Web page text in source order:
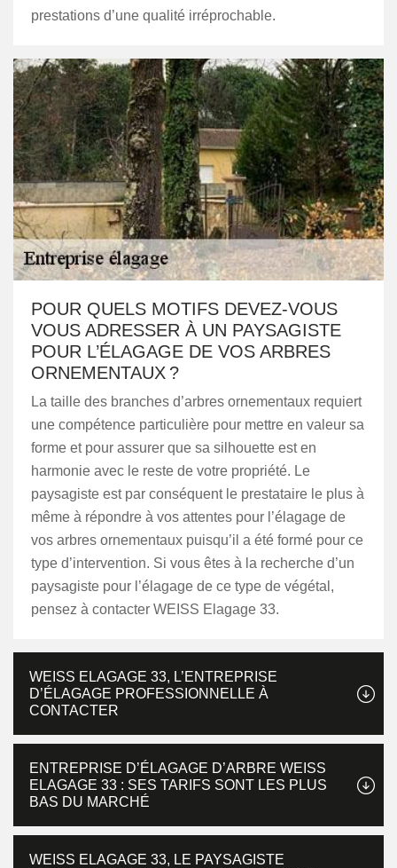
prestations d’une qualité irréprochable.
POUR QUELS MOTIFS DEVEZ-VOUS
VOUS ADRESSER À UN PAYSAGISTE
POUR L’ÉLAGAGE DE VOS ARBRES
ORNEMENTAUX ?
La taille des branches d’arbres ornementaux requiert
une compétence particulière pour mettre en valeur sa
forme et pour assurer que sa silhouette est en
harmonie avec le reste de votre propriété. Le
paysagiste est par conséquent le prestataire le plus à
même à répondre à vos attentes pour l’élagage de
vos arbres ornementaux puisqu’il a été formé pour ce
type d’intervention. Si vous êtes à la recherche d’un
paysagiste pour l’élagage de ce type de végétal,
pensez à contacter WEISS Elagage 33.
WEISS ELAGAGE 33, L’ENTREPRISE
D’ÉLAGAGE PROFESSIONNELLE À
CONTACTER
ENTREPRISE D’ÉLAGAGE D’ARBRE WEISS
ELAGAGE 33 : SES TARIFS SONT LES PLUS
BAS DU MARCHÉ
WEISS ELAGAGE 33, LE PAYSAGISTE